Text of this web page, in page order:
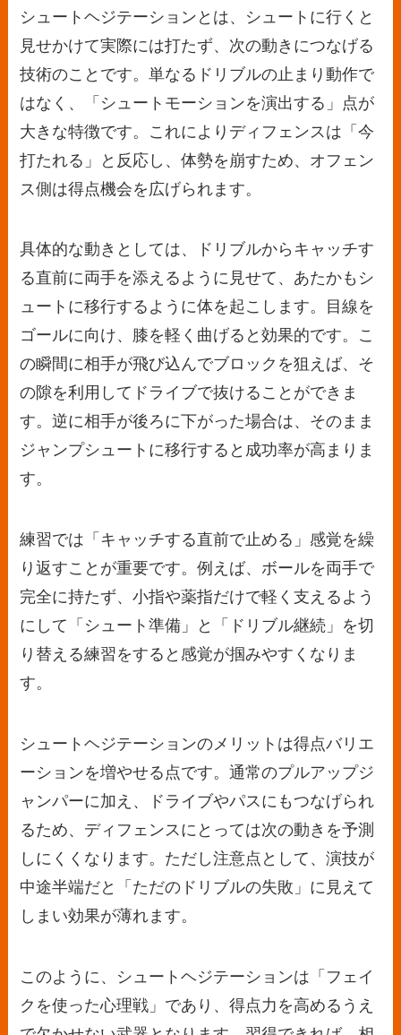
シュートヘジテーションとは、シュートに行くと
見せかけて実際には打たず、次の動きにつなげる
技術のことです。単なるドリブルの止まり動作で
はなく、「シュートモーションを演出する」点が
大きな特徴です。これによりディフェンスは「今
打たれる」と反応し、体勢を崩すため、オフェン
ス側は得点機会を広げられます。
具体的な動きとしては、ドリブルからキャッチす
る直前に両手を添えるように見せて、あたかもシ
ュートに移行するように体を起こします。目線を
ゴールに向け、膝を軽く曲げると効果的です。こ
の瞬間に相手が飛び込んでブロックを狙えば、そ
の隙を利用してドライブで抜けることができま
す。逆に相手が後ろに下がった場合は、そのまま
ジャンプシュートに移行すると成功率が高まりま
す。
練習では「キャッチする直前で止める」感覚を繰
り返すことが重要です。例えば、ボールを両手で
完全に持たず、小指や薬指だけで軽く支えるよう
にして「シュート準備」と「ドリブル継続」を切
り替える練習をすると感覚が掴みやすくなりま
す。
シュートヘジテーションのメリットは得点バリエ
ーションを増やせる点です。通常のプルアップジ
ャンパーに加え、ドライブやパスにもつなげられ
るため、ディフェンスにとっては次の動きを予測
しにくくなります。ただし注意点として、演技が
中途半端だと「ただのドリブルの失敗」に見えて
しまい効果が薄れます。
このように、シュートヘジテーションは「フェイ
クを使った心理戦」であり、得点力を高めるうえ